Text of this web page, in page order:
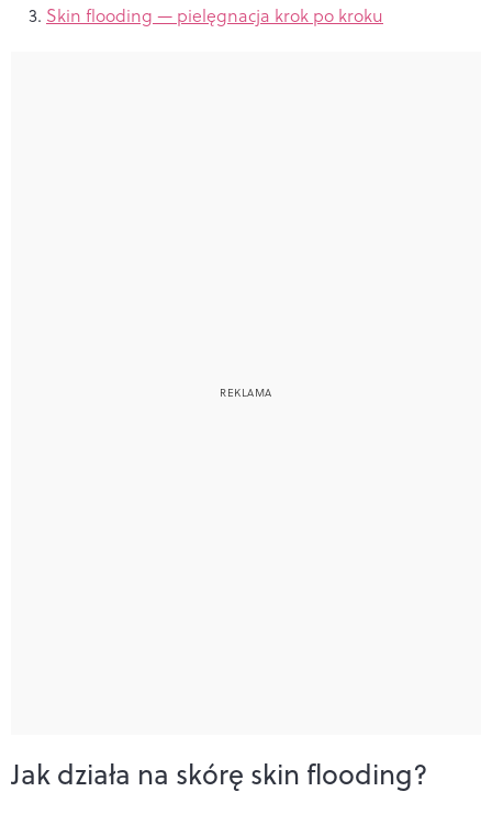
Skin flooding — pielęgnacja krok po kroku
Jak działa na skórę skin flooding?